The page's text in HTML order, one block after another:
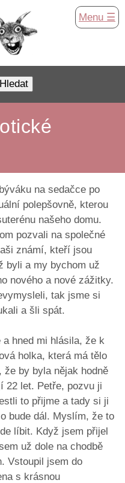
Menu ☰
na sedačce po
polepšovně, kterou
našeho domu.
pozvali na společné
známí, kteří jsou
byli a my bychom už
nového a nové zážitky.
tak jsme si
a šli spát.
hned mi hlásila, že k
holka, která má tělo
že by byla nějak hodně
22 let. Petře, pozvu ji
to přijme a tady si ji
bude dál. Myslím, že to
líbit. Když jsem přijel
už dole na chodbě
Vstoupil jsem do
s krásnou